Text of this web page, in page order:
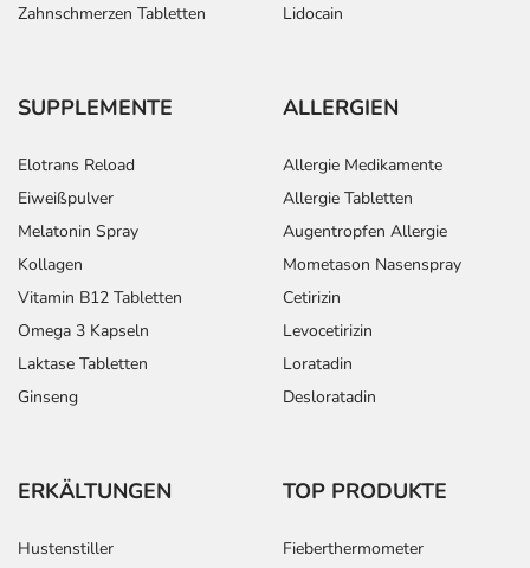
Zahnschmerzen Tabletten
Lidocain
SUPPLEMENTE
Elotrans Reload
Eiweißpulver
Melatonin Spray
Kollagen
Vitamin B12 Tabletten
Omega 3 Kapseln
Laktase Tabletten
Ginseng
ALLERGIEN
Allergie Medikamente
Allergie Tabletten
Augentropfen Allergie
Mometason Nasenspray
Cetirizin
Levocetirizin
Loratadin
Desloratadin
ERKÄLTUNGEN
Hustenstiller
TOP PRODUKTE
Fieberthermometer